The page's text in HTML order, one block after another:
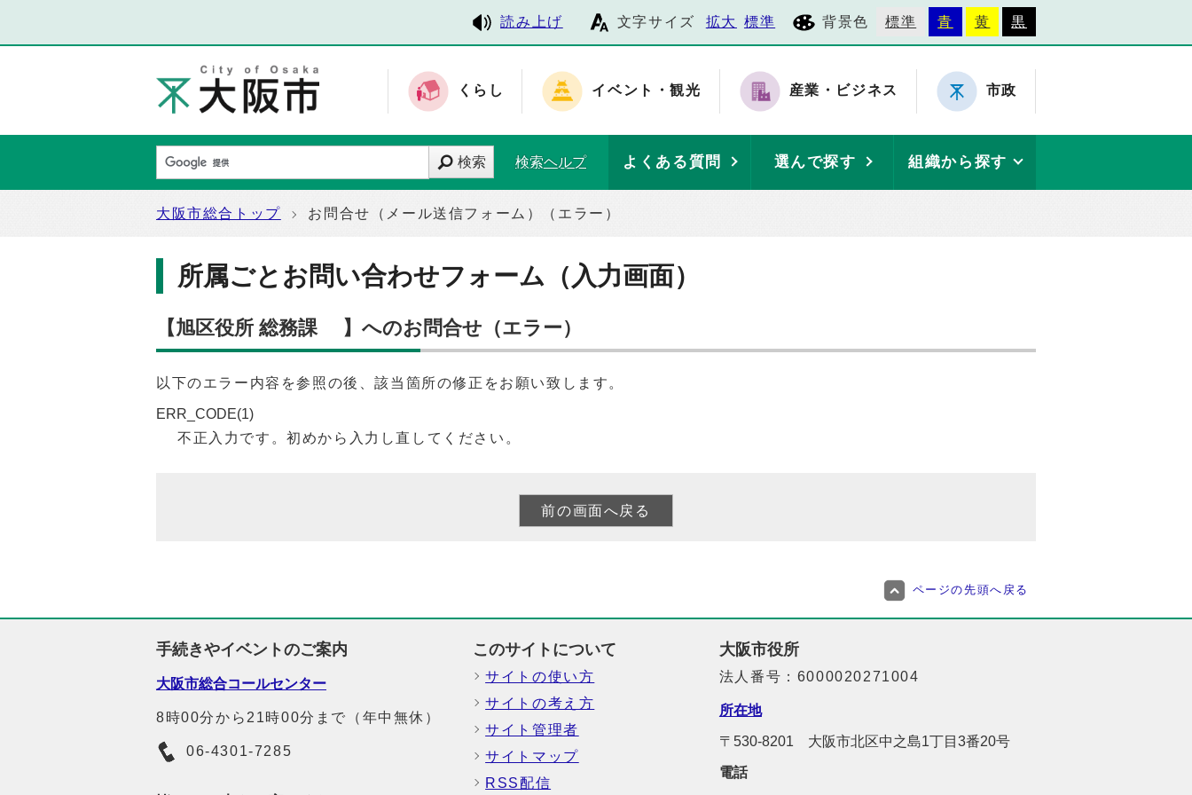
読み上げ 文字サイズ 拡大 標準 背景色 標準 青 黄 黒
くらし イベント・観光 産業・ビジネス 市政
検索 検索ヘルプ よくある質問 選んで探す 組織から探す
大阪市総合トップ お問合せ（メール送信フォーム）（エラー）
所属ごとお問い合わせフォーム（入力画面）
【旭区役所 総務課 】へのお問合せ（エラー）
以下のエラー内容を参照の後、該当箇所の修正をお願い致します。
ERR_CODE(1)
不正入力です。初めから入力し直してください。
ページの先頭へ戻る
手続きやイベントのご案内
大阪市総合コールセンター
8時00分から21時00分まで（年中無休）
06-4301-7285
このサイトについて
サイトの使い方
サイトの考え方
サイト管理者
サイトマップ
RSS配信
大阪市役所
法人番号：6000020271004
所在地
〒530-8201 大阪市北区中之島1丁目3番20号
電話